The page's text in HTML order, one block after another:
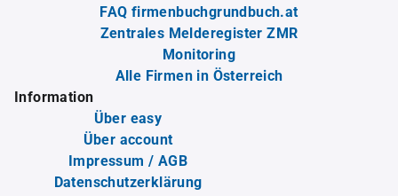
FAQ firmenbuchgrundbuch.at
Zentrales Melderegister ZMR
Monitoring
Alle Firmen in Österreich
Information
Über easy
Über account
Impressum / AGB
Datenschutzerklärung